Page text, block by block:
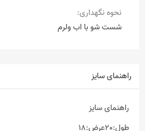
نحوه نگهداری:
شست شو با اب ولرم
راهنمای سایز
راهنمای سایز
طول:20عرض:18